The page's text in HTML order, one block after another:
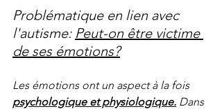
Problématique en lien avec
l'autisme: Peut-on être victime
de ses émotions?
Les émotions ont un aspect à la fois
psychologique et physiologique. Dans